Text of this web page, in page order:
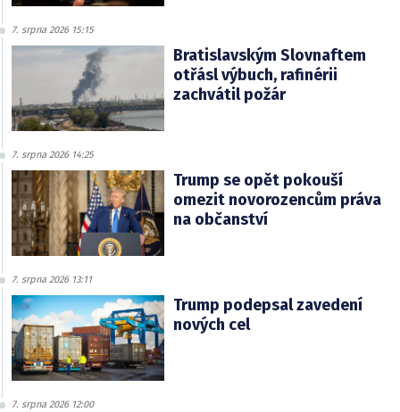
7. srpna 2026 15:15
Bratislavským Slovnaftem
otřásl výbuch, rafinérii
zachvátil požár
7. srpna 2026 14:25
Trump se opět pokouší
omezit novorozencům práva
na občanství
7. srpna 2026 13:11
Trump podepsal zavedení
nových cel
7. srpna 2026 12:00